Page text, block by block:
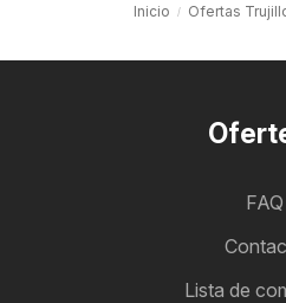
Inicio Ofertas
FAQ
Lista de